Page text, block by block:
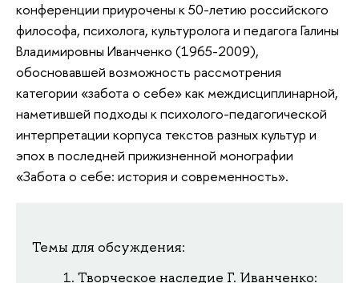
конференции приурочены к 50-летию российского
философа, психолога, культуролога и педагога Галины
Владимировны Иванченко (1965-2009),
обосновавшей возможность рассмотрения
категории «забота о себе» как междисциплинарной,
наметившей подходы к психолого-педагогической
интерпретации корпуса текстов разных культур и
эпох в последней прижизненной монографии
«Забота о себе: история и современность».
Темы для обсуждения:
Творческое наследие Г. Иванченко: